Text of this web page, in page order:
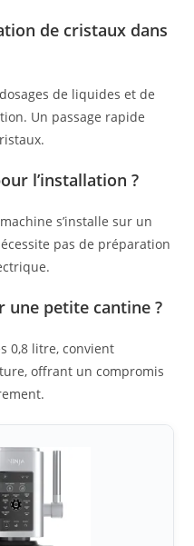
de cristaux dans
de liquides et de
Un passage rapide
l’installation ?
s’installe sur un
pas de préparation
une petite cantine ?
0,8 litre, convient
offrant un compromis